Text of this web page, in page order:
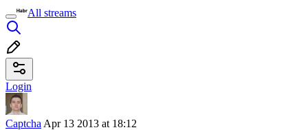
All streams
Login
Captcha Apr 13 2013 at 18:12